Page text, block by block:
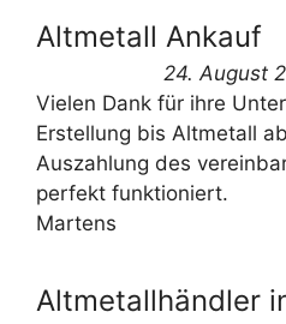
Altmetall Ankauf
24. August
Vielen Dank für ihre
Erstellung bis Altmetall
Auszahlung des
perfekt funktioniert.
Martens
Altmetallhändler